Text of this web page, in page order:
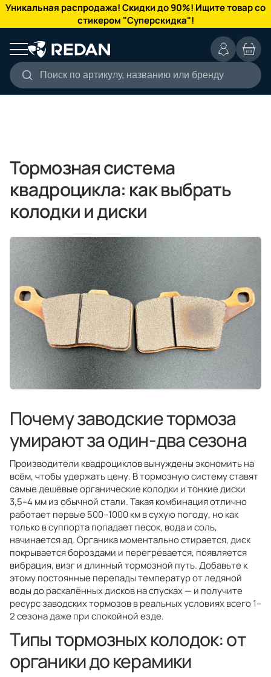
Уникальная распродажа! Скидки до 90%! Ищите товар со
стикером "Суперскидка"!
Поиск по артикулу, названию или бренду
КАТАЛОГ
Тормозная система
квадроцикла: как выбрать
колодки и диски
Почему заводские тормоза
умирают за один-два сезона
Производители квадроциклов вынуждены экономить на
всём, чтобы удержать цену. В тормозную систему ставят
самые дешёвые органические колодки и тонкие диски
3,5–4 мм из обычной стали. Такая комбинация отлично
работает первые 500–1000 км в сухую погоду, но как
только в суппорта попадает песок, вода и соль,
начинается ад. Органика моментально стирается, диск
покрывается бороздами и перегревается, появляется
вибрация, визг и длинный тормозной путь. Добавьте к
этому постоянные перепады температур от ледяной
воды до раскалённых дисков на спусках — и получите
ресурс заводских тормозов в реальных условиях всего 1–
2 сезона даже при спокойной езде.
Типы тормозных колодок: от
органики до керамики